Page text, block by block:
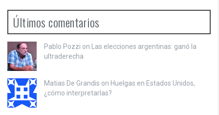
Últimos comentarios
Pablo Pozzi on
Las elecciones argentinas: ganó la
ultraderecha
Matias De Grandis on Huelgas en Estados Unidos,
¿cómo interpretarlas?